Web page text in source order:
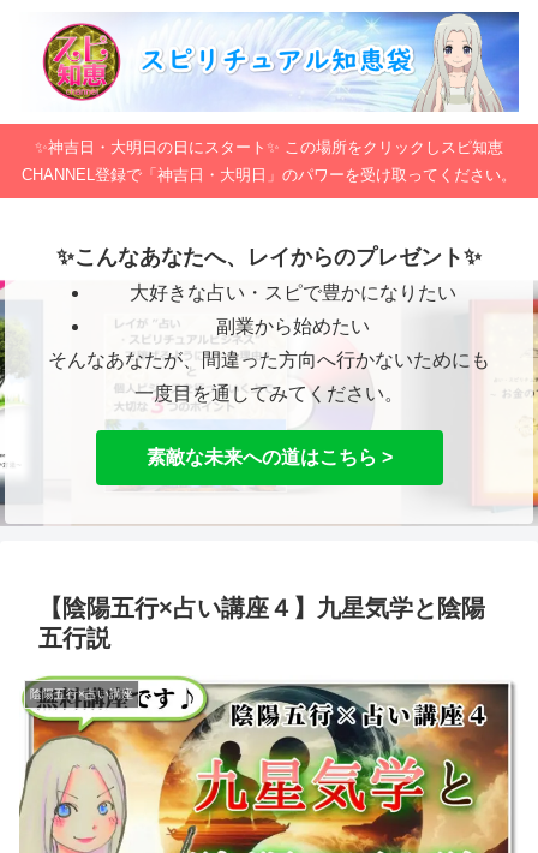
✨神吉日・大明日の日にスタート✨ この場所をクリックしスピ知恵
CHANNEL登録で「神吉日・大明日」のパワーを受け取ってください。
✨こんなあなたへ、レイからのプレゼント✨
大好きな占い・スピで豊かになりたい
副業から始めたい
そんなあなたが、間違った方向へ行かないためにも
一度目を通してみてください。
素敵な未来への道はこちら >
【陰陽五行×占い講座４】九星気学と陰陽
五行説
陰陽五行×占い講座